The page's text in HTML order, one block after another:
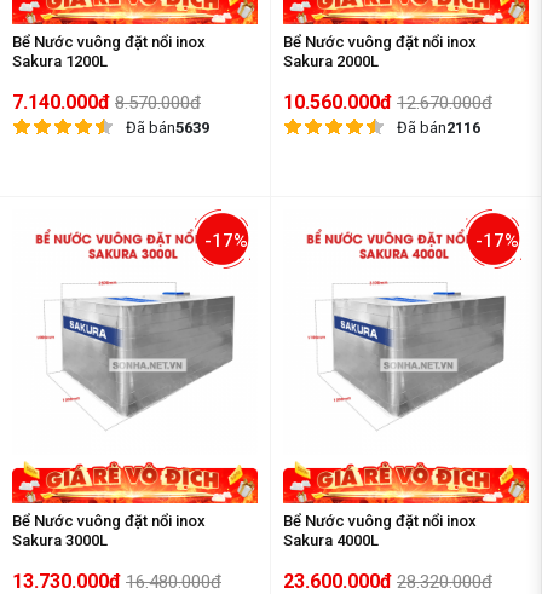
Bể Nước vuông đặt nổi inox
Sakura 1200L
7.140.000đ 8.570.000đ
Đã bán5639
Bể Nước vuông đặt nổi inox
Sakura 2000L
10.560.000đ 12.670.000đ
Đã bán2116
-17%
Bể Nước vuông đặt nổi inox
Sakura 3000L
13.730.000đ 16.480.000đ
-17%
Bể Nước vuông đặt nổi inox
Sakura 4000L
23.600.000đ 28.320.000đ